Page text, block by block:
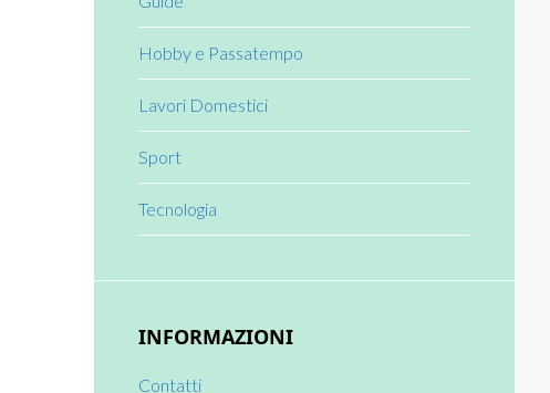
Hobby e Passatempo
Lavori Domestici
Sport
Tecnologia
INFORMAZIONI
Contatti